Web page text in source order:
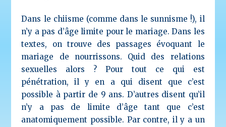
Dans le chiisme (comme dans le sunnisme !), il
n’y a pas d’âge limite pour le mariage. Dans les
textes, on trouve des passages évoquant le
mariage de nourrissons. Quid des relations
sexuelles alors ? Pour tout ce qui est
pénétration, il y en a qui disent que c’est
possible à partir de 9 ans. D’autres disent qu’il
n’y a pas de limite d’âge tant que c’est
anatomiquement possible. Par contre, il y a un